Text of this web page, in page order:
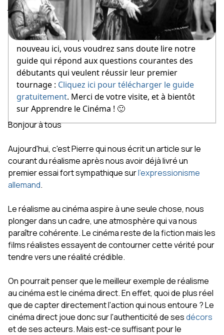
January 3, 2012
Bienvenue sur Apprendre le Cinéma ! Si vous êtes
nouveau ici, vous voudrez sans doute lire notre
guide qui répond aux questions courantes des
débutants qui veulent réussir leur premier
tournage : Cliquez ici pour télécharger le guide
gratuitement. Merci de votre visite, et à bientôt
sur Apprendre le Cinéma ! 🙂
Bonjour à tous
Aujourd'hui, c'est Pierre qui nous écrit un article sur le
courant du réalisme après nous avoir déjà livré un
premier essai fort sympathique surl'expressionisme
allemand.
Le réalisme au cinéma aspire à une seule chose, nous
plonger dans un cadre, une atmosphère qui va nous
paraître cohérente. Le cinéma reste de la fiction mais les
films réalistes essayent de contourner cette vérité pour
tendre vers une réalité crédible.
On pourrait penser que le meilleur exemple de réalisme
au cinéma est le cinéma direct. En effet, quoi de plus réel
que de capter directement l'action qui nous entoure ? Le
cinéma direct joue donc sur l'authenticité de sesdécors
et de ses acteurs. Mais est-ce suffisant pour le